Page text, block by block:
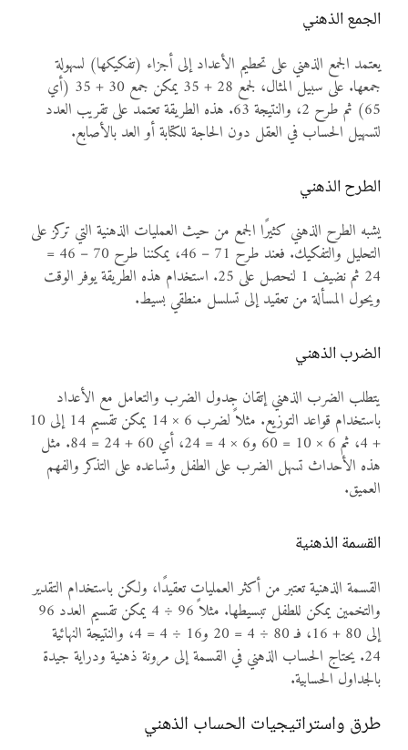
الجمع الذهني
يعتمد الجمع الذهني على تحطيم الأعداد إلى أجزاء (تفكيكها) لسهولة
جمعها. على سبيل المثال، لجمع 28 + 35 يمكن جمع 30 + 35 (أي
65) ثم طرح 2، والنتيجة 63. هذه الطريقة تعتمد على تقريب العدد
لتسهيل الحساب في العقل دون الحاجة للكتابة أو العد بالأصابع.
الطرح الذهني
يشبه الطرح الذهني كثيرًا الجمع من حيث العمليات الذهنية التي تركز على
التحليل والتفكيك. فعند طرح 71 – 46، يمكننا طرح 70 – 46 =
24 ثم نضيف 1 لنحصل على 25. استخدام هذه الطريقة يوفر الوقت
ويحول المسألة من تعقيد إلى تسلسل منطقي بسيط.
الضرب الذهني
يتطلب الضرب الذهني إتقان جدول الضرب والتعامل مع الأعداد
باستخدام قواعد التوزيع. مثلاً لضرب 6 × 14 يمكن تقسيم 14 إلى 10
+ 4، ثم 6 × 10 = 60 و6 × 4 = 24، أي 60 + 24 = 84. مثل
هذه الأحداث تسهل الضرب على الطفل وتساعده على التذكر والفهم
العميق.
القسمة الذهنية
القسمة الذهنية تعتبر من أكثر العمليات تعقيدًا، ولكن باستخدام التقدير
والتخمين يمكن للطفل تبسيطها. مثلاً 96 ÷ 4 يمكن تقسيم العدد 96
إلى 80 + 16، فـ 80 ÷ 4 = 20 و16 ÷ 4 = 4، والنتيجة النهائية
24. يحتاج الحساب الذهني في القسمة إلى مرونة ذهنية ودراية جيدة
بالجداول الحسابية.
طرق واستراتيجيات الحساب الذهني